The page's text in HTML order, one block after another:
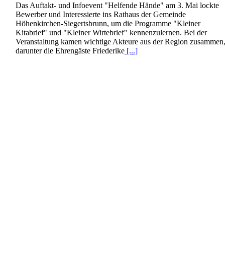
Das Auftakt- und Infoevent "Helfende Hände" am 3. Mai lockte
Bewerber und Interessierte ins Rathaus der Gemeinde
Höhenkirchen-Siegertsbrunn, um die Programme "Kleiner
Kitabrief" und "Kleiner Wirtebrief" kennenzulernen. Bei der
Veranstaltung kamen wichtige Akteure aus der Region
darunter die Ehrengäste Friederike [...]